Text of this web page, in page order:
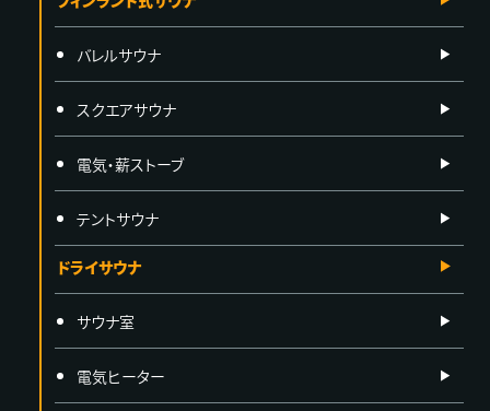
バレルサウナ
スクエアサウナ
電気・薪ストーブ
テントサウナ
ドライサウナ
サウナ室
電気ヒーター